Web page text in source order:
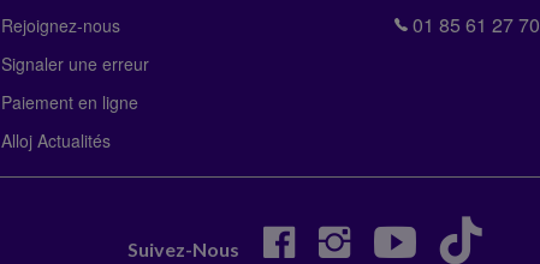
Rejoignez-nous
Signaler une erreur
Paiement en ligne
Alloj Actualités
01 85 61 27 70
Suivez-Nous